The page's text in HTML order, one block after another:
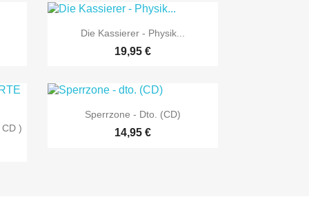
 Vorschau
Die Kassierer - Physik...
19,95 €
)
 Vorschau
Sperrzone - Dto. (CD)
14,95 €